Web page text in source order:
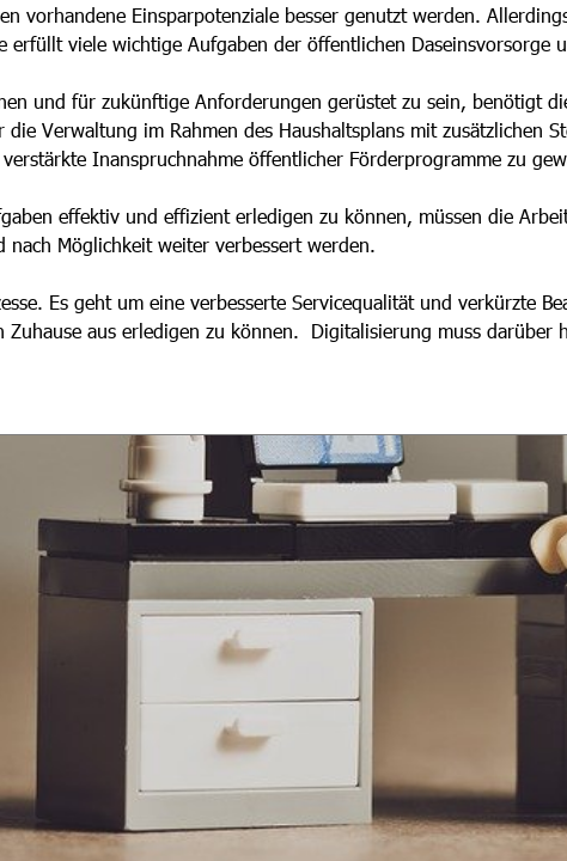
vorhandene Einsparpotenziale besser genutzt werden.
viele wichtige Aufgaben der öffentlichen Daseinsvorsorge
und für zukünftige Anforderungen gerüstet zu sein, benötigt
Verwaltung im Rahmen des Haushaltsplans mit zusätzlichen
Inanspruchnahme öffentlicher Förderprogramme zu
effektiv und effizient erledigen zu können, müssen die
Möglichkeit weiter verbessert werden.
Es geht um eine verbesserte Servicequalität und verkürzte
Zuhause aus erledigen zu können. Digitalisierung muss darüber